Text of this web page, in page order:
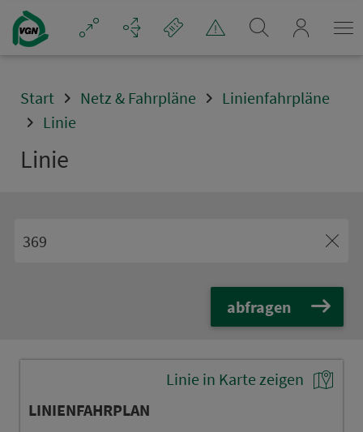
Navigation überspringen
Start Netz & Fahrpläne
Linienfahrpläne
Linie
Linie
abfragen
Linie in Karte zeigen
LINIENFAHRPLAN